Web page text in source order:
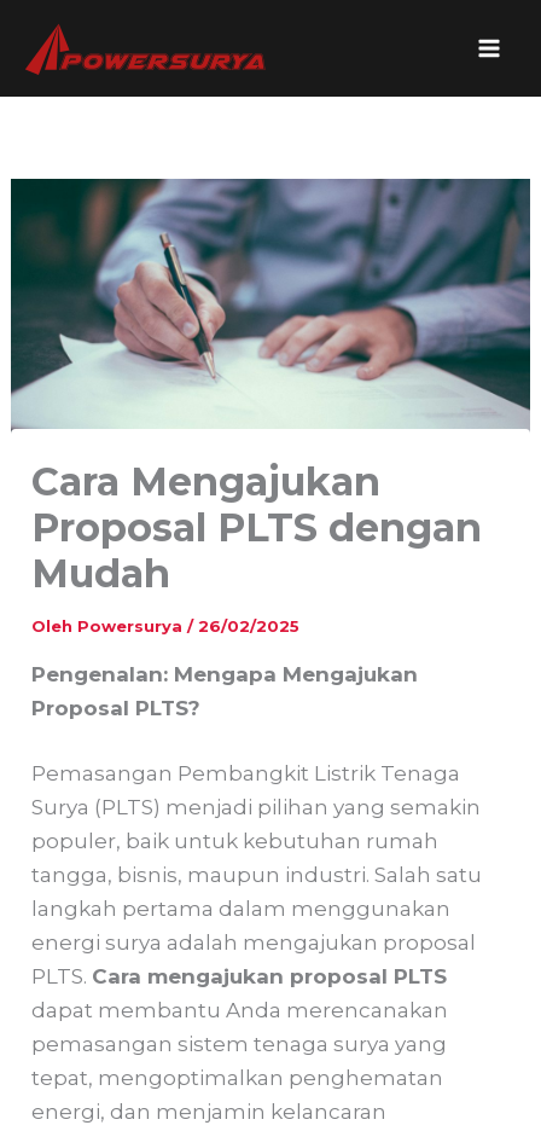
Cara Mengajukan
Proposal PLTS dengan
Mudah
Oleh Powersurya/26/02/2025
Pengenalan: Mengapa Mengajukan
Proposal PLTS?
Pemasangan Pembangkit Listrik Tenaga
Surya (PLTS) menjadi pilihan yang semakin
populer, baik untuk kebutuhan rumah
tangga, bisnis, maupun industri. Salah satu
langkah pertama dalam menggunakan
energi surya adalah mengajukan proposal
PLTS. Cara mengajukan proposal PLTS
dapat membantu Anda merencanakan
pemasangan sistem tenaga surya yang
tepat, mengoptimalkan penghematan
energi, dan menjamin kelancaran